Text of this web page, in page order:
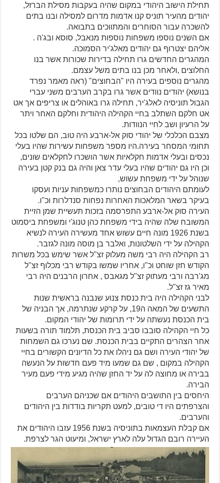
תחילת הישוב היהודי במקום שהיה בעקבות מסילת הברזל,
יהודים מהעיר תוניס קנו אדמות מדרום למסילה ובנו בתים
להשכרה עבור הסוחרים והמתווכים בתבואה.
אם השנים נוספו משפחות נוספות מנאבל, סוסא ובג'ה .
אליהם יצטרוף גם יהודים מאלג'יר הסמוכה.
המהגרים החדשים גרו תחילה בדירות שכורות אשר בנו
החלוצים ,ולאחר מכן בנו בתים משל עצמם.
מהגרים נוספים בעירה היו "הבחוצים" (ראה מאמר נפרד
בנושא) יהודים נוודים אשר גרו בקרב הערבים משני עברי
הגבול תוניסיה לאלג'יר, תחילה גרו באוהלים או צריפים אך אט
אט חלקם השתלב בחיי הקהילה היהודית וחלקם האחר ויתר
על הרעיון ושב לחיי הנוודות.
מצבם הכלכלי של יהודי סוק אל-ארבע היה טוב, הם שלטו בכל
תחומי המסחר בעירה.היו מספר משפחות עשירות שהיו בעלי
נכסים ובעלי אדמות חקלאיות אשר הושכרו לחקלאים שונים,
וכן היו גם יהודים שהיו בעלי עדר צאן והיה גם בנק קטן בעירה
שנוהל על ידי משפחת עשוש,
לעומתם היהודים הבחוצים נותרו כמשפחות עניות ועסקו
בעיקר בשאר המלאכות האחרות נפחות סנדלרות וכ"ו.
העירה סוק אל-ארבע התפרסמה בזכות תעשיית שמן הזיית
המשובח שלה שהיה בידי משפחת כהן טנוג'י ומשפחת ביסמוט
בשנת 1926 מונה חיים עשוש אחד מעשירה העירה לנשיא
הקהילה על ידי השלטונות, ואלבר בן מוסה מונה לגזבר.
רב הקהילה היה רבי משה מעלוק זצ"ל אשר שימש בכל משרות
הקודש חזן שוחט וכ"ו, אחריו שמשו בקודש רבי מכלוף זצ"ל
מג'רבה ורבי מעתוק זצ"ל מגאבס , אחרון הרבנים היה רבי
מאיר גז זצ"ל.
לבני הקהילה היה בית כנסת צנוע שנבנה בראשית שנות
התשעים של המאה ה19, על קרקע שנתרמה, אך הבניה של
בית הכנסת נעשתה על ידי תרומות של יהודי המקום.
כל חיי הקהילה סובבו סביב בית הכנסת, תלמוד תורה בשעות
אחר הצהרים התקיים בבית הכנסת. שם נערכו גם השמחות
של יהודי העירה ושם גם ניהלו את כל הדיונים הקשורים בחיי
הקהילה במקום , שם גם שמעו מיד פעם חדשות על הנעשה
בבירה או מחוצה לה על יד החזן שהיה מגיע מידי פעם מעיר
הבירה.
היחסים בין התושבים היהודים אם שכניהם הערבים
והצרפתים היו די טובים, למעט תקריות בודדות בין היהודים
והערבים.
אם קבלת העצמאות בתוניסיה בשנת 1956 עזבו היהודים את
העיירה רובם הגדול עלה לארץ ישראל, ומיעוט הגר לצרפת.